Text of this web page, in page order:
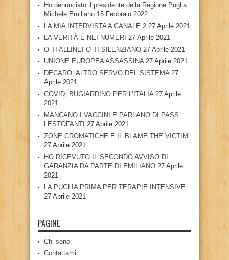
Ho denunciato il presidente della Regione Puglia
Michele Emiliano 15 Febbraio 2022
LA MIA INTERVISTA A CANALE 2 27 Aprile 2021
LA VERITÀ È NEI NUMERI 27 Aprile 2021
O TI ALLINEI O TI SILENZIANO 27 Aprile 2021
UNIONE EUROPEA ASSASSINA 27 Aprile 2021
DECARO, ALTRO SERVO DEL SISTEMA 27
Aprile 2021
COVID, BUGIARDINO PER L’ITALIA 27 Aprile
2021
MANCANO I VACCINI E PARLANO DI PASS…
LESTOFANTI 27 Aprile 2021
ZONE CROMATICHE E IL BLAME THE VICTIM
27 Aprile 2021
HO RICEVUTO IL SECONDO AVVISO DI
GARANZIA DA PARTE DI EMILIANO 27 Aprile
2021
LA PUGLIA PRIMA PER TERAPIE INTENSIVE
27 Aprile 2021
PAGINE
Chi sono
Contattami